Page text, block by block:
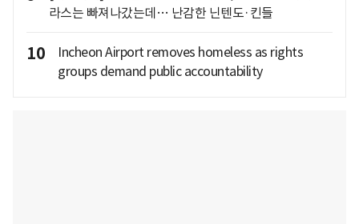
라스는 빠져나갔는데… 난감한 닌텐도·킨들
10
Incheon Airport removes homeless as rights
groups demand public accountability